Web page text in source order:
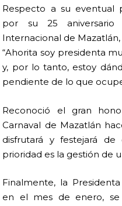
Respecto a su eventual
por su 25 aniversario
Internacional de
“Ahorita soy presidenta
y, por lo tanto, estoy
pendiente de lo que
Reconoció el gran
Carnaval de Mazatlán
disfrutará y festejará de
prioridad es la gestión de
Finalmente, la
en el mes de enero,